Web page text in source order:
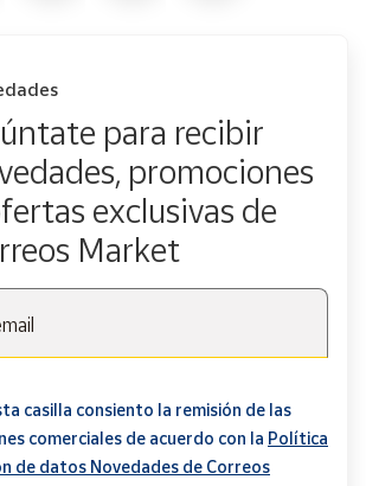
para recibir
promociones
exclusivas de
Market
casilla consiento la remisión de las
comerciales de acuerdo con la Política
de datos Novedades de Correos